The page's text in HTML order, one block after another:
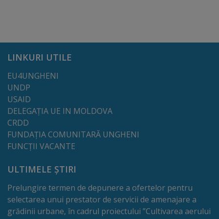
Arhitectură
și
urbanism
Transparență
decizională
Proiecte
de
decizii
Decizii
LINKURI UTILE
EU4UNGHENI
UNDP
USAID
DELEGAȚIA UE IN MOLDOVA
CRDD
FUNDAȚIA COMUNITARĂ UNGHENI
FUNCȚII VACANTE
ULTIMELE ȘTIRI
Prelungire termen de depunere a ofertelor pentru
selectarea unui prestator de servicii de amenajare a
grădinii urbane, în cadrul proiectului ”Cultivarea aerului